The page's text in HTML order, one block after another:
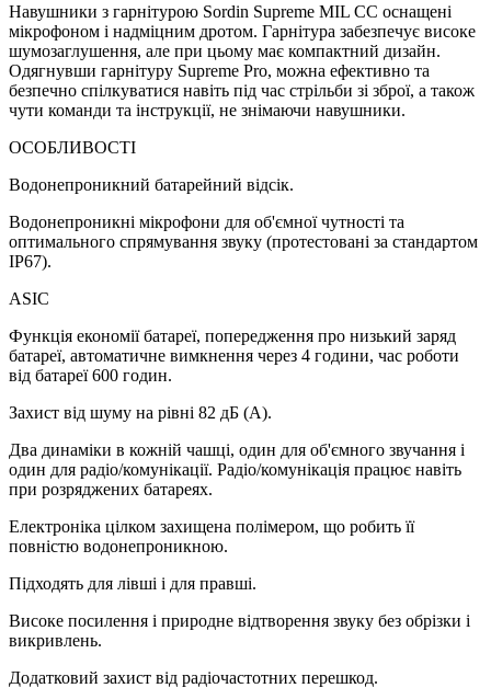
Навушники з гарнітурою Sordin Supreme MIL CC оснащені
мікрофоном і надміцним дротом. Гарнітура забезпечує високе
шумозаглушення, але при цьому має компактний дизайн.
Одягнувши гарнітуру Supreme Pro, можна ефективно та
безпечно спілкуватися навіть під час стрільби зі зброї, а також
чути команди та інструкції, не знімаючи навушники.
ОСОБЛИВОСТІ
Водонепроникний батарейний відсік.
Водонепроникні мікрофони для об'ємної чутності та
оптимального спрямування звуку (протестовані за стандартом
IP67).
ASIC
Функція економії батареї, попередження про низький заряд
батареї, автоматичне вимкнення через 4 години, час роботи
від батареї 600 годин.
Захист від шуму на рівні 82 дБ (А).
Два динаміки в кожній чашці, один для об'ємного звучання і
один для радіо/комунікації. Радіо/комунікація працює навіть
при розряджених батареях.
Електроніка цілком захищена полімером, що робить її
повністю водонепроникною.
Підходять для лівші і для правші.
Високе посилення і природне відтворення звуку без обрізки і
викривлень.
Додатковий захист від радіочастотних перешкод.